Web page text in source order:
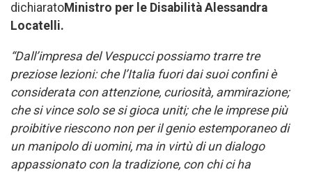
dichiaratoMinistro per le Disabilità Alessandra
Locatelli.
“Dall’impresa del Vespucci possiamo trarre tre
preziose lezioni: che l’Italia fuori dai suoi confini è
considerata con attenzione, curiosità, ammirazione;
che si vince solo se si gioca uniti; che le imprese più
proibitive riescono non per il genio estemporaneo di
un manipolo di uomini, ma in virtù di un dialogo
appassionato con la tradizione, con chi ci ha